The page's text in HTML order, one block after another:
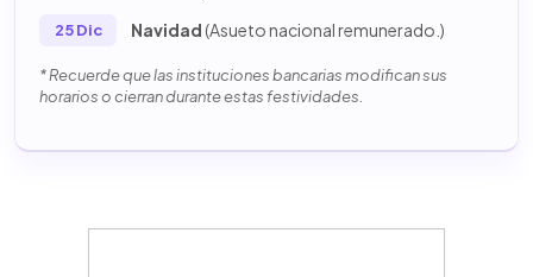
25 Dic Navidad(Asueto nacional remunerado.)
* Recuerde que las instituciones bancarias modifican sus
horarios o cierran durante estas festividades.